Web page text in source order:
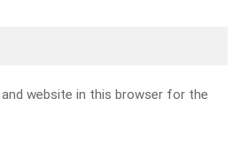
and website in this browser for the